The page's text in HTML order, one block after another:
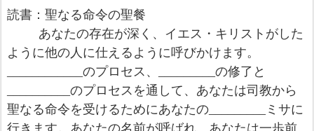
読書：聖なる命令の聖餐
あなたの存在が深く、イエス・キリストがした
ように他の人に仕えるように呼びかけます。
のプロセス、
の修了と
のプロセスを通して、あなたは司教から
聖なる命令を受けるためにあなたの
ミサに
行きます。あなたの名前が呼ばれ、あなたは一歩前